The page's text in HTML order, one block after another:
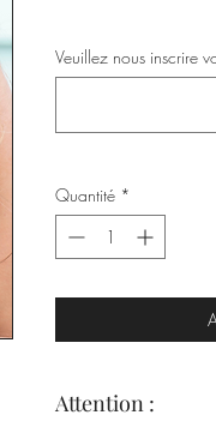
Veuillez nous inscrire
Quantité *
Attention :